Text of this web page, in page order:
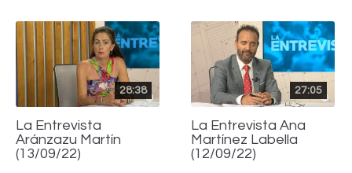
28:38
La Entrevista
Aránzazu Martín
(13/09/22)
27:05
La Entrevista Ana
Martínez Labella
(12/09/22)